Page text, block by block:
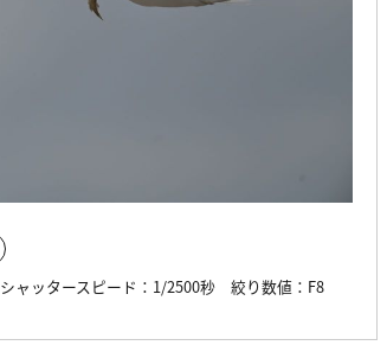
シャッタースピード： 1/2500秒 絞り数値： F8